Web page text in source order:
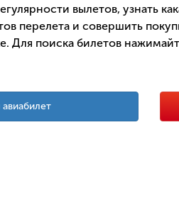
вылетов, узнать
перелета и совершить
Для поиска билетов